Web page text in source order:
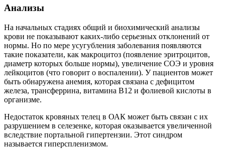
Анализы
На начальных стадиях общий и биохимический анализы
крови не показывают каких-либо серьезных отклонений от
нормы. Но по мере усугубления заболевания появляются
такие показатели, как макроцитоз (появление эритроцитов,
диаметр которых больше нормы), увеличение СОЭ и уровня
лейкоцитов (что говорит о воспалении). У пациентов может
быть обнаружена анемия, которая связана с дефицитом
железа, трансферрина, витамина В12 и фолиевой кислоты в
организме.
Недостаток кровяных телец в ОАК может быть связан с их
разрушением в селезенке, которая оказывается увеличенной
вследствие портальной гипертензии. Этот синдром
называется гиперспленизмом.